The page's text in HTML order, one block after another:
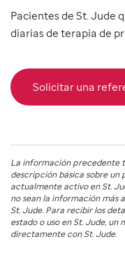
Pacientes de St. Jude
diarias de terapia de
Solicitar una
La información precedente
descripción básica sobre
actualmente activo enSt.
no sean la información más
St. Jude. Para recibir los
estado o uso enSt. Jude, un
directamente con St. Jude.